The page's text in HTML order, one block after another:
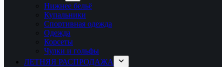
Нижнее бельё
Купальники
Спортивная одежда
Одежда
Корсеты
Чулки и гольфы
ЛЕТНЯЯ РАСПРОДАЖА